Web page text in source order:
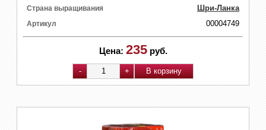
Страна выращивания Шри-Ланка
Артикул 00004749
Цена: 235 руб.